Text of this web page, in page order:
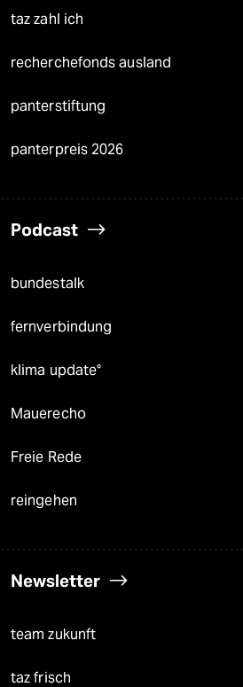
taz zahl ich
recherchefonds ausland
panterstiftung
panterpreis 2026
Podcast
bundestalk
fernverbindung
klima update°
Mauerecho
Freie Rede
reingehen
Newsletter
team zukunft
taz frisch